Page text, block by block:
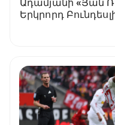
Ադամյանի «Յան
Երկրորդ